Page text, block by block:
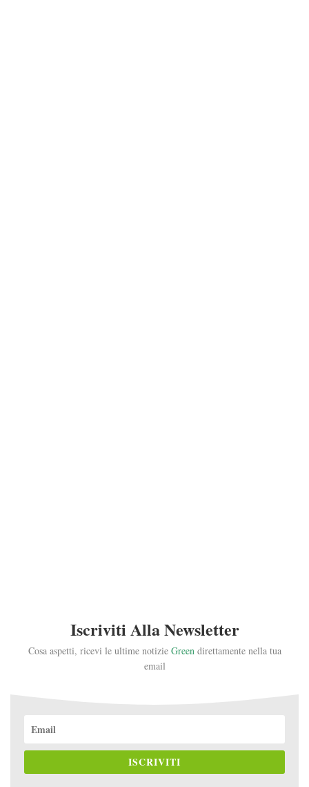
Iscriviti Alla Newsletter
Cosa aspetti, ricevi le ultime notizie Greendirettamente nella tua
email
ISCRIVITI